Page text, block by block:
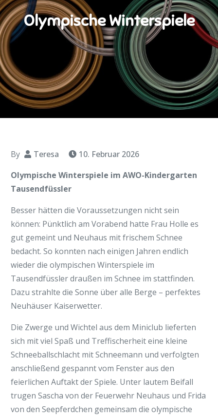
Olympische Winterspiele
By Teresa
10. Februar 2026
Olympische Winterspiele im AWO-Kindergarten
Tausendfüssler
Besser hätten die Voraussetzungen nicht sein
können: Pünktlich am Vorabend hatte Frau Holle es
gut gemeint und Neuhaus mit frischem Schnee
bedacht. So konnten nach einigen Jahren endlich
wieder die olympischen Winterspiele im
Tausendfüssler draußen im Schnee im stattfinden.
Dazu strahlte die Sonne über alle Berge – perfektes
Neuhäuser Kaiserwetter.
Die Zwerge und Wichtel aus dem Miniclub lieferten
sich mit viel Spaß und Treffischerheit eine kleine
Schneeballschlacht mit Schneemann und verfolgten
anschließend gespannt vom Fenster aus den
feierlichen Auftakt der Spiele. Unter lautem Beifall
trugen Sascha von der Feuerwehr Neuhaus und Frida
von den Seepferdchen gemeinsam die olympische